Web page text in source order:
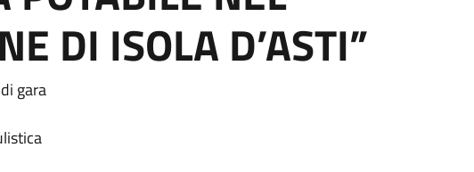
DI ISOLA D’ASTI”
gara